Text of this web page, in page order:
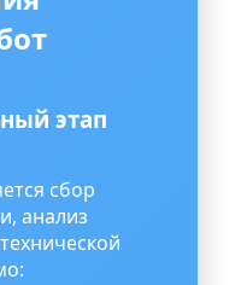
этап
сбор
анализ